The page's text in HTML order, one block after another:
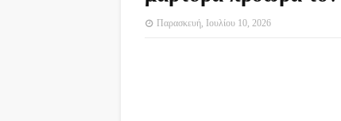
Παρασκευή, Ιουλίου 10, 2026